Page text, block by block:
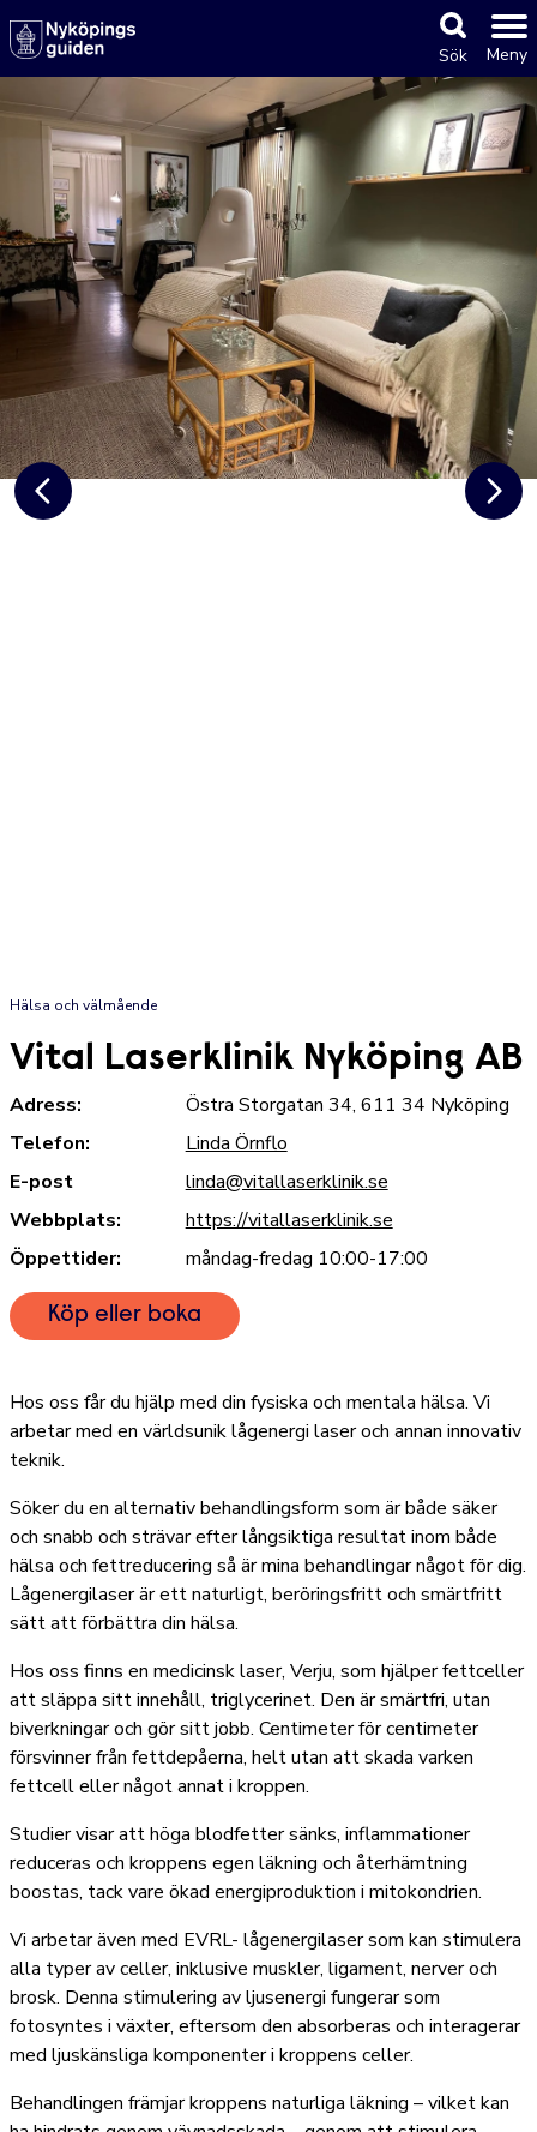
Sök Meny
Hälsa och välmående
Vital Laserklinik Nyköping AB
Adress:
Östra Storgatan 34, 611 34 Nyköping
Telefon:
Linda Örnflo
E-post
linda@vitallaserklinik.se
Webbplats:
https://vitallaserklinik.se
Öppettider:
måndag-fredag 10:00-17:00
Köp eller boka
Hos oss får du hjälp med din fysiska och mentala hälsa. Vi
arbetar med en världsunik lågenergi laser och annan innovativ
teknik.
Söker du en alternativ behandlingsform som är både säker
och snabb och strävar efter långsiktiga resultat inom både
hälsa och fettreducering så är mina behandlingar något för dig.
Lågenergilaser är ett naturligt, beröringsfritt och smärtfritt
sätt att förbättra din hälsa.
Hos oss finns en medicinsk laser, Verju, som hjälper fettceller
att släppa sitt innehåll, triglycerinet. Den är smärtfri, utan
biverkningar och gör sitt jobb. Centimeter för centimeter
försvinner från fettdepåerna, helt utan att skada varken
fettcell eller något annat i kroppen.
Studier visar att höga blodfetter sänks, inflammationer
reduceras och kroppens egen läkning och återhämtning
boostas, tack vare ökad energiproduktion i mitokondrien.
Vi arbetar även med EVRL- lågenergilaser som kan stimulera
alla typer av celler, inklusive muskler, ligament, nerver och
brosk. Denna stimulering av ljusenergi fungerar som
fotosyntes i växter, eftersom den absorberas och interagerar
med ljuskänsliga komponenter i kroppens celler.
Behandlingen främjar kroppens naturliga läkning – vilket kan